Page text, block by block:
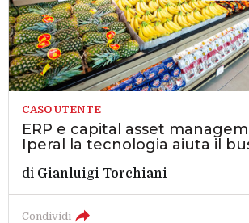
CASO UTENTE
ERP e capital asset
Iperal la tecnologia aiuta il
di Gianluigi Torchiani
Condividi